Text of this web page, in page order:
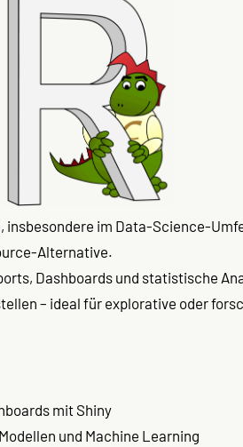
im Data-Science-
Alternative.
Dashboards und statistische
– ideal für explorative oder
mit Shiny
und Machine Learning